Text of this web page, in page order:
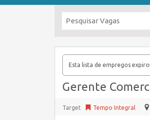
Esta lista de empregos
Gerente
Target Tempo Integral